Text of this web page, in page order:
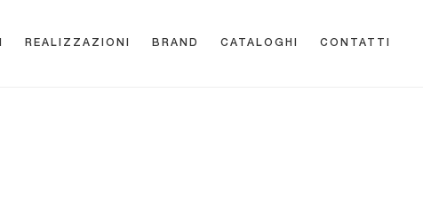
REALIZZAZIONI BRAND CATALOGHI CONTATTI